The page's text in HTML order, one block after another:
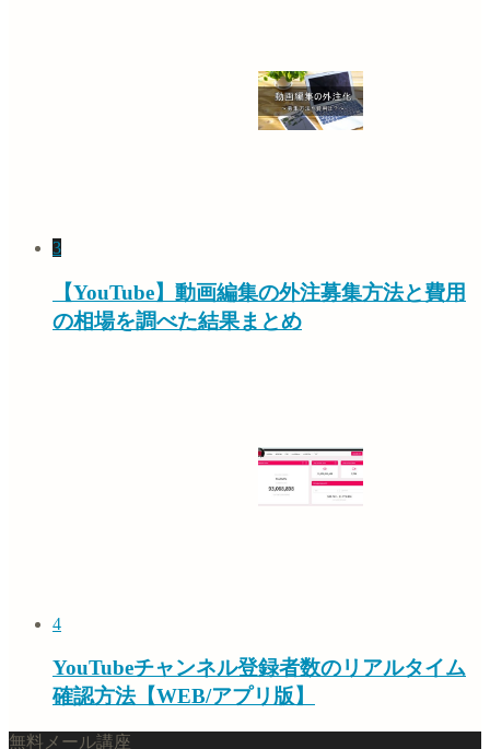
3
【YouTube】動画編集の外注募集方法と費用
の相場を調べた結果まとめ
4
YouTubeチャンネル登録者数のリアルタイム
確認方法【WEB/アプリ版】
無料メール講座